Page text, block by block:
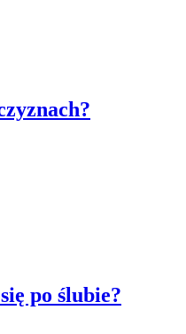
po ślubie?